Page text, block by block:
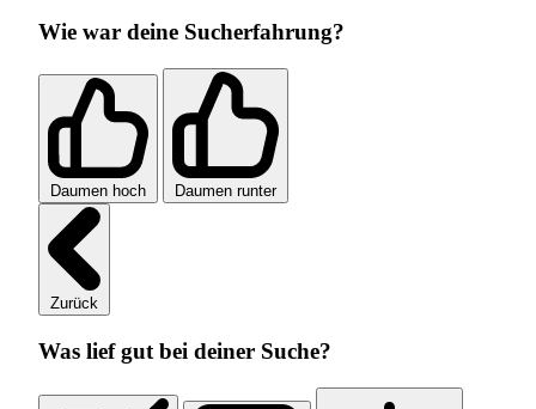
Wie war deine Sucherfahrung?
Daumen hoch Daumen runter
Zurück
Was lief gut bei deiner Suche?